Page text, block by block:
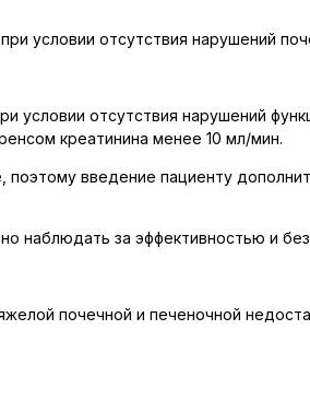
условии отсутствия нарушений
отсутствия нарушений
креатинина менее 10 мл/мин.
введение пациенту
наблюдать за эффективностью и
почечной и печеночной